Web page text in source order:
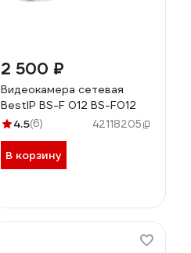
2 500 ₽
Видеокамера сетевая
BestIP BS-F 012 BS-F012
4.5(6) 42118205
В корзину